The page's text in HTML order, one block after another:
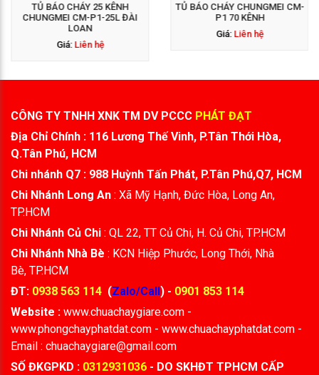
TỦ BÁO CHÁY 25 KÊNH
CHUNGMEI CM-P1-25L ĐÀI
LOAN
Giá: Liên hệ
TỦ BÁO CHÁY CHUNGMEI CM-
P1 70 KÊNH
Giá: Liên hệ
CÔNG TY TNHH XNK TM DV PCCC PHÁT ĐẠT
Địa Chỉ Chính : 116 Lương Thế Vinh, P.Tân Thới Hòa,
Q.Tân Phú, HCM
Chi nhánh Q7 : 988 Huỳnh Tấn Phát, P.Tân Phú,Q7, HCM
Chi Nhánh Long An : Xã Mỹ Hạnh, Đức Hòa, Long An,
TP.HCM
Chi Nhánh Củ Chi : QL 22, TT Củ Chi, H. Củ Chi, TP.HCM
Chi Nhánh Nhà Bè : KCN Hiệp Phước, Long Thới, Nhà
Bè, TP.HCM
ĐT: 0938 563 114 (Zalo/Call) - 0901 853 114
Website : www.chuachaygiare.com -
www.phongchayphatdat.com - www.chuachayphatdat.com -
Email : chuachaygiare@gmail.com
SỐ ĐKGPKD : 0312931036 - DO SKHĐT TPHCM CẤP